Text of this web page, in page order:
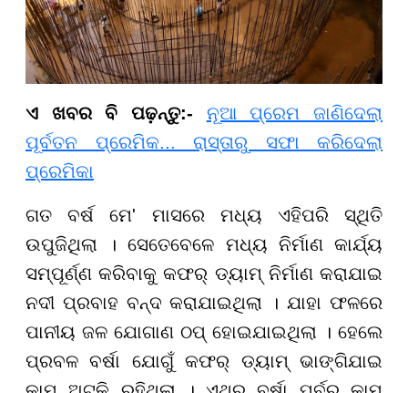
ଏ ଖବର ବି ପଢ଼ନ୍ତୁ:- ନୂଆ ପ୍ରେମ ଜାଣିଦେଲା
ପୂର୍ବତନ ପ୍ରେମିକ... ରାସ୍ତାରୁ ସଫା କରିଦେଲା
ପ୍ରେମିକା
ଗତ ବର୍ଷ ମେ' ମାସରେ ମଧ୍ୟ ଏହିପରି ସ୍ଥିତି
ଉପୁଜିଥିଲା । ସେତେବେଳେ ମଧ୍ୟ ନିର୍ମାଣ କାର୍ଯ୍ୟ
ସମ୍ପୂର୍ଣ୍ଣ କରିବାକୁ କଫର୍ ଡ୍ୟାମ୍ ନିର୍ମାଣ କରାଯାଇ
ନଦୀ ପ୍ରବାହ ବନ୍ଦ କରାଯାଇଥିଲା । ଯାହା ଫଳରେ
ପାନୀୟ ଜଳ ଯୋଗାଣ ଠପ୍ ହୋଇଯାଇଥିଲା । ହେଲେ
ପ୍ରବଳ ବର୍ଷା ଯୋଗୁଁ କଫର୍ ଡ୍ୟାମ୍ ଭାଙ୍ଗିଯାଇ